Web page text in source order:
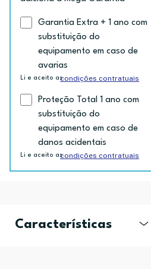
Garantia Extra + 1 ano com
substituição do
equipamento em caso de
avarias
Li e aceito ascondições contratuais
Proteção Total 1 ano com
substituição do
equipamento em caso de
danos acidentais
Li e aceito ascondições contratuais
Características